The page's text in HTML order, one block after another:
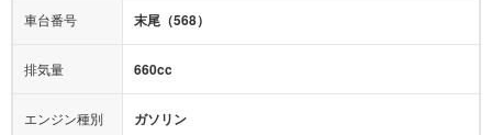
ミュージックプレイヤー接続可
後席モニター
衝撃緩和ヘッドレスト
サポカー
車台番号 末尾（568）
排気量 660cc
エンジン種別 ガソリン